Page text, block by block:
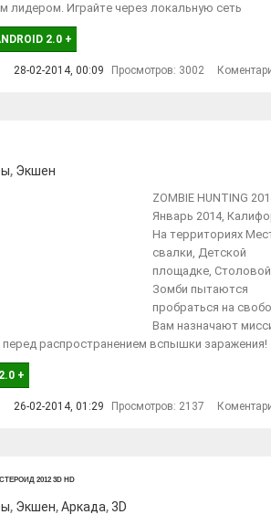
лидером. Играйте через локальную сеть
2.0 +
28-02-2014, 00:09 Просмотров: 3002
, Экшен
ZOMBIE HUNTING
Январь 2014,
На территориях
свалки, Детской
площадке,
Зомби пытаются
пробраться на
Вам назначают
перед распространением вспышки заражения!
+
26-02-2014, 01:29 Просмотров: 2137
2012 3D HD
, Экшен,Аркада,3D